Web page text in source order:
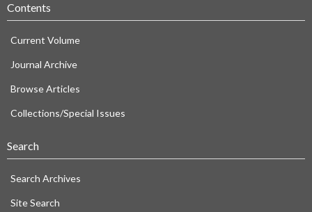
Contents
Current Volume
Journal Archive
Browse Articles
Collections/Special Issues
Search
Search Archives
Site Search